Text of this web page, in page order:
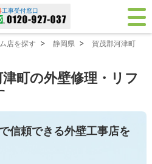
工事受付窓口
店を探す > 静岡県 > 賀茂郡河津町
町の外壁修理・リフ
信頼できる外壁工事店を